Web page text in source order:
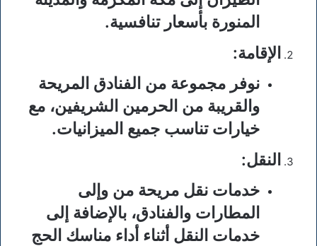
المنورة بأسعار تنافسية.
الإقامة:
نوفر مجموعة من الفنادق المريحة
والقريبة من الحرمين الشريفين، مع
خيارات تناسب جميع الميزانيات.
النقل:
خدمات نقل مريحة من وإلى
المطارات والفنادق، بالإضافة إلى
خدمات النقل أثناء أداء مناسك الحج